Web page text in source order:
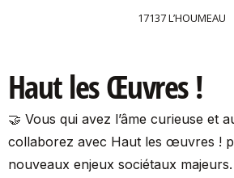
17137 L’HOUMEAU
Haut les Œuvres !
🤝 Vous qui avez l’âme curieuse et
collaborez avec Haut les œuvres !
nouveaux enjeux sociétaux majeurs.